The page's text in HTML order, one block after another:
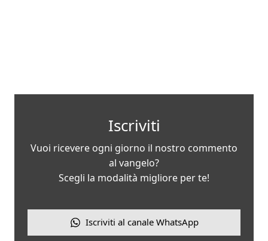
Iscriviti
Vuoi ricevere ogni giorno il nostro commento
al vangelo?
Scegli la modalità migliore per te!
Iscriviti al canale WhatsApp